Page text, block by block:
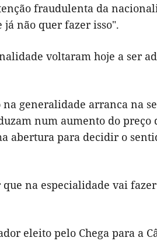
fraudulenta da
já não quer fazer isso".
voltaram hoje a ser
na generalidade arranca na
num aumento do preço
abertura para decidir o
na especialidade vai fazer
eleito pelo Chega para a